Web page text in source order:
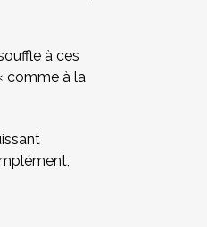
à ces
comme à la